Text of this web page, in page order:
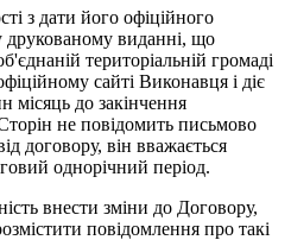
з дати його офіційного
виданні, що
територіальній громаді
сайті Виконавця і діє
місяць до закінчення
не повідомить письмово
договору, він вважається
однорічний період.
внести зміни до Договору,
повідомлення про такі